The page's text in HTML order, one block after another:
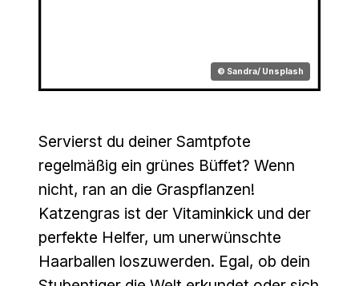
© Sandra/ Unsplash
Servierst du deiner Samtpfote
regelmäßig ein grünes Büffet? Wenn
nicht, ran an die Graspflanzen!
Katzengras ist der Vitaminkick und der
perfekte Helfer, um unerwünschte
Haarballen loszuwerden. Egal, ob dein